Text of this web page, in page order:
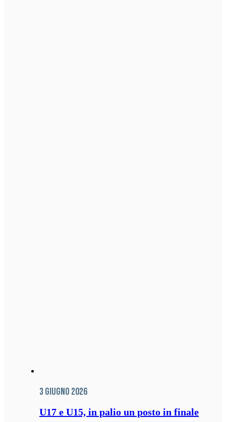
3 Giugno 2026
U17 e U15, in palio un posto in finale